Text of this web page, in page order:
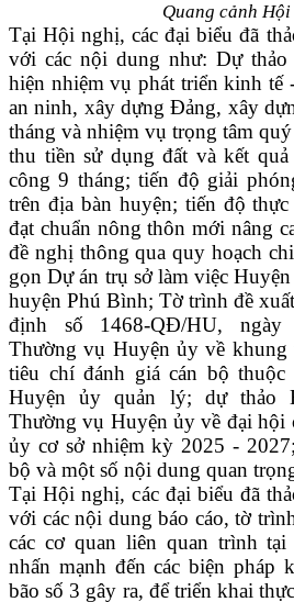
Quang cảnh
Tại Hội nghị, các đại biểu đã
với các nội dung như: Dự thảo
hiện nhiệm vụ phát triển kinh tế
an ninh, xây dựng Đảng, xây
tháng và nhiệm vụ trọng tâm
thu tiền sử dụng đất và kết
công 9 tháng; tiến độ giải
trên địa bàn huyện; tiến độ
đạt chuẩn nông thôn mới nâng
đề nghị thông qua quy hoạch
gọn Dự án trụ sở làm việc
huyện Phú Bình; Tờ trình đề
định số 1468-QĐ/HU, ngày
Thường vụ Huyện ủy về khung
tiêu chí đánh giá cán bộ
Huyện ủy quản lý; dự thảo
Thường vụ Huyện ủy về đại hội
ủy cơ sở nhiệm kỳ 2025 -
bộ và một số nội dung quan
Tại Hội nghị, các đại biểu đã
với các nội dung báo cáo, tờ
các cơ quan liên quan trình
nhấn mạnh đến các biện pháp
bão số 3 gây ra, để triển khai